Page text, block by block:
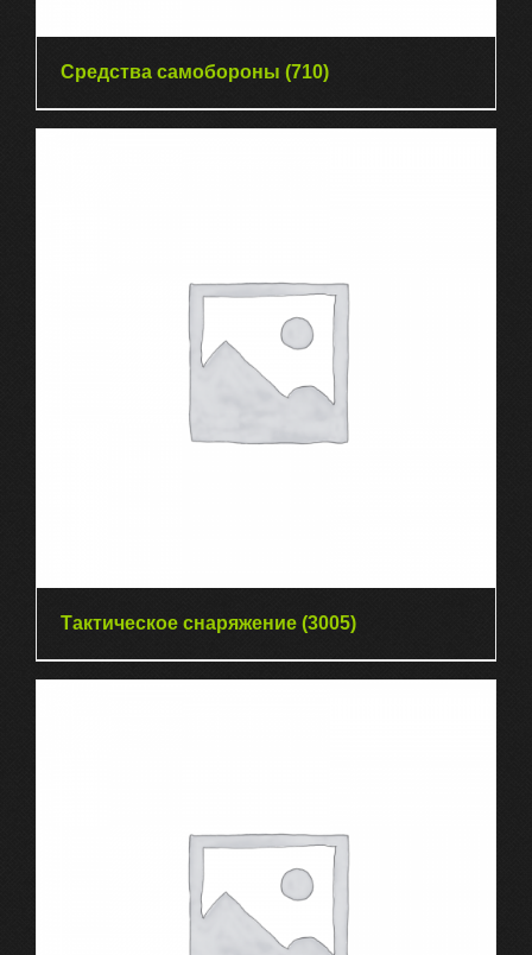
Средства самобороны (710)
Тактическое снаряжение (3005)